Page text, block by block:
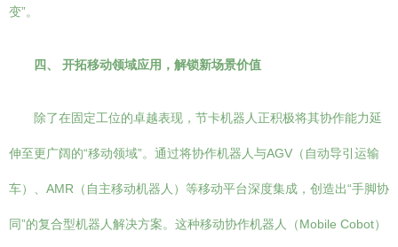
变”。
四、 开拓移动领域应用，解锁新场景价值
除了在固定工位的卓越表现，节卡机器人正积极将其协作能力延
伸至更广阔的“移动领域”。通过将协作机器人与AGV（自动导引运输
车）、AMR（自主移动机器人）等移动平台深度集成，创造出“手脚协
同”的复合型机器人解决方案。这种移动协作机器人（Mobile Cobot）